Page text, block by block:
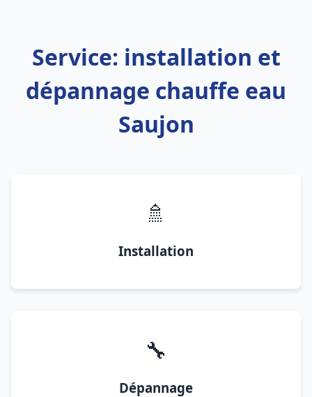
Service: installation et
dépannage chauffe eau
Saujon
🚿
Installation
🔧
Dépannage